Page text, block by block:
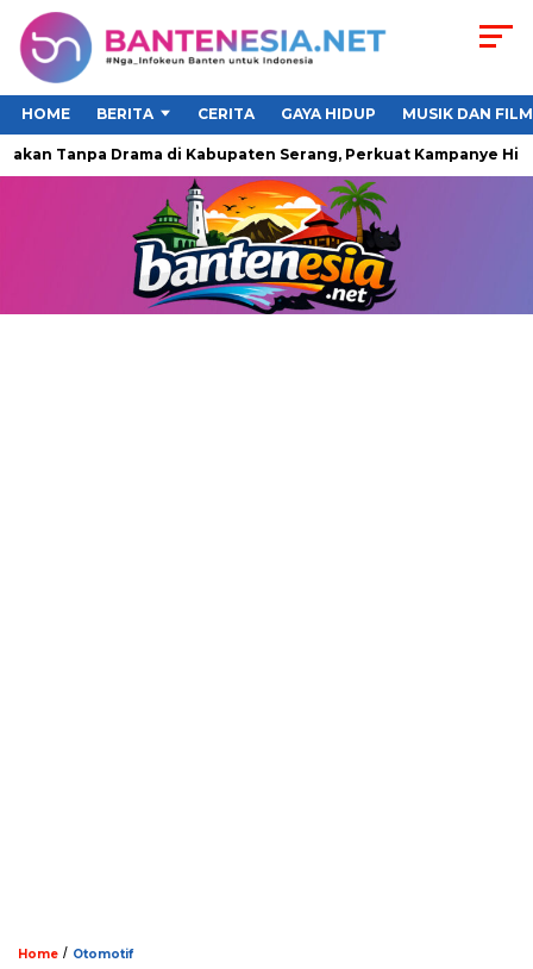
HOME BERITA CERITA GAYA HIDUP MUSIK DAN FILM
Tanpa Drama di Kabupaten Serang, Perkuat Kampanye Hidup
Home / Otomotif